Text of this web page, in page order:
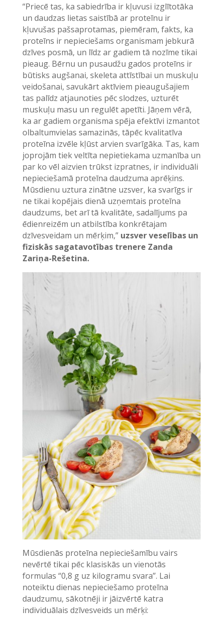
“Priecē tas, ka sabiedrība ir kļuvusi izglītotāka
un daudzas lietas saistībā ar proteīnu ir
kļuvušas pašsaprotamas, piemēram, fakts, ka
proteīns ir nepieciešams organismam jebkurā
dzīves posmā, un līdz ar gadiem tā nozīme tikai
pieaug. Bērnu un pusaudžu gados proteīns ir
būtisks augšanai, skeleta attīstībai un muskuļu
veidošanai, savukārt aktīviem pieaugušajiem
tas palīdz atjaunoties pēc slodzes, uzturēt
muskuļu masu un regulēt apetīti. Jāņem vērā,
ka ar gadiem organisma spēja efektīvi izmantot
olbaltumvielas samazinās, tāpēc kvalitatīva
proteīna izvēle kļūst arvien svarīgāka. Tas, kam
joprojām tiek veltīta nepietiekama uzmanība un
par ko vēl aizvien trūkst izpratnes, ir individuāli
nepieciešamā proteīna daudzuma aprēķins.
Mūsdienu uztura zinātne uzsver, ka svarīgs ir
ne tikai kopējais dienā uzņemtais proteīna
daudzums, bet arī tā kvalitāte, sadalījums pa
ēdienreizēm un atbilstība konkrētajam
dzīvesveidam un mērķim,” uzsver veselības un
fiziskās sagatavotības trenere Zanda
Zariņa-Rešetina.
Mūsdienās proteīna nepieciešamību vairs
nevērtē tikai pēc klasiskās un vienotās
formulas “0,8 g uz kilogramu svara”. Lai
noteiktu dienas nepieciešamo proteīna
daudzumu, sākotnēji ir jāizvērtē katra
individuālais dzīvesveids un mērķi: